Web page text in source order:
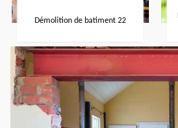
Démolition de batiment 22